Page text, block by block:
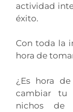
actividad
éxito.
Con toda la
hora de
¿Es hora
cambiar tu
nichos de